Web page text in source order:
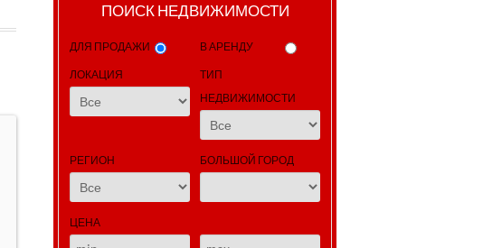
ПОИСК НЕДВИЖИМОСТИ
ДЛЯ ПРОДАЖИ В АРЕНДУ
ЛОКАЦИЯ
ТИП
НЕДВИЖИМОСТИ
РЕГИОН БОЛЬШОЙ ГОРОД
ЦЕНА